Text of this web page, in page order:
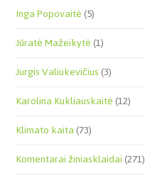
Inga Popovaitė(5)
Jūratė Mažeikytė(1)
Jurgis Valiukevičius(3)
Karolina Kukliauskaitė(12)
Klimato kaita(73)
Komentarai žiniasklaidai(271)